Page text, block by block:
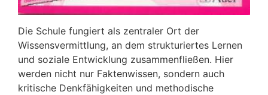
Die Schule fungiert als zentraler Ort der
Wissensvermittlung, an dem strukturiertes Lernen
und soziale Entwicklung zusammenfließen. Hier
werden nicht nur Faktenwissen, sondern auch
kritische Denkfähigkeiten und methodische